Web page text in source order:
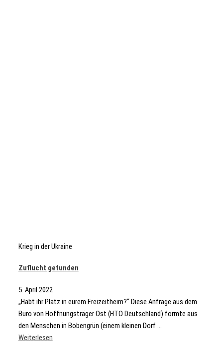
Krieg in der Ukraine
Zuflucht gefunden
5. April 2022
„Habt ihr Platz in eurem Freizeitheim?“ Diese Anfrage aus dem
Büro von Hoffnungsträger Ost (HTO Deutschland) formte aus
den Menschen in Bobengrün (einem kleinen Dorf ...
Weiterlesen